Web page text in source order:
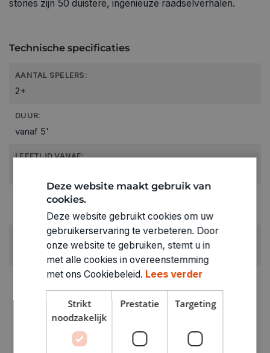
stories zijn 50 duistere, ingenieuze raadselverhalen.
Technische specificaties
AANTAL SPELERS:
2+
DUUR:
vanaf 5'
LEEFTIJD VANAF:
RUBRIEK:
Gezelschapspel jongeren (> 12 jaar)
GEWICHT
0.289kg
ARTIKELNUMMER
3280305
Deze website maakt gebruik van
cookies.
Deze website gebruikt cookies om uw
gebruikerservaring te verbeteren. Door
onze website te gebruiken, stemt u in
met alle cookies in overeenstemming
met ons Cookiebeleid. Lees verder
Strikt
noodzakelijk
Prestatie Targeting